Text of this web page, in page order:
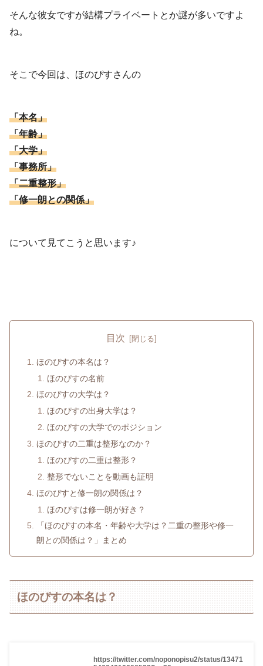
そんな彼女ですが結構プライベートとか謎が多いですよ
ね。
そこで今回は、ほのぴすさんの
「本名」
「年齢」
「大学」
「事務所」
「二重整形」
「修一朗との関係」
について見てこうと思います♪
目次
ほのぴすの本名は？
ほのぴすの名前
ほのぴすの大学は？
ほのぴすの出身大学は？
ほのぴすの大学でのポジション
ほのぴすの二重は整形なのか？
ほのぴすの二重は整形？
整形でないことを動画も証明
ほのぴすと修一朗の関係は？
ほのぴすは修一朗が好き？
「ほのぴすの本名・年齢や大学は？二重の整形や修一
朗との関係は？」まとめ
ほのぴすの本名は？
https://twitter.com/noponopisu2/status/13471